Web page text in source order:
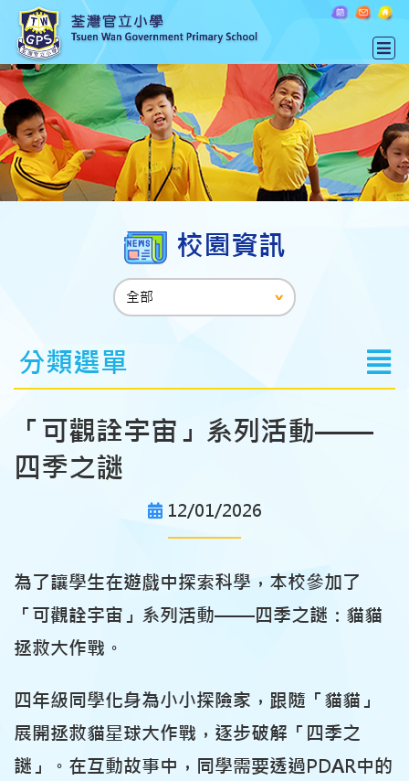
校園資訊
分類選單
「可觀詮宇宙」系列活動——
四季之謎
12/01/2026
為了讓學生在遊戲中探索科學，本校參加了
「可觀詮宇宙」系列活動——四季之謎：貓貓
拯救大作戰。
四年級同學化身為小小探險家，跟隨「貓貓」
展開拯救貓星球大作戰，逐步破解「四季之
謎」。在互動故事中，同學需要透過PDAR中的